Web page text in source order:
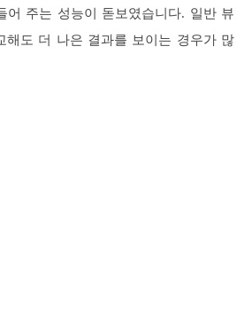
어 주는 성능이 돋보였습니다. 일반 뷰
해도 더 나은 결과를 보이는 경우가 많